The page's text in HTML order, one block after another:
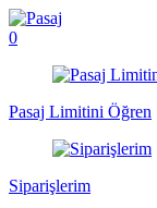
0
Pasaj Limitini Öğren
Siparişlerim